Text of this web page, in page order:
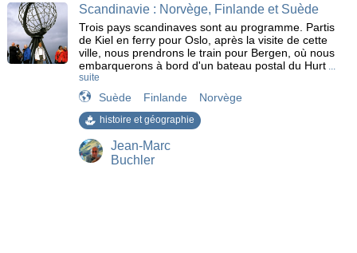
Scandinavie : Norvège, Finlande et Suède
Trois pays scandinaves sont au programme. Partis
de Kiel en ferry pour Oslo, après la visite de cette
ville, nous prendrons le train pour Bergen, où nous
embarquerons à bord d'un bateau postal du Hurt...
suite
Suède Finlande Norvège
histoire et géographie
Jean-Marc
Buchler